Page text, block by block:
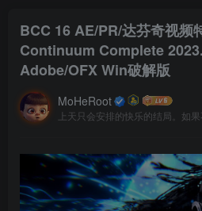
BCC 16 AE/PR/达芬奇视频
Continuum Complete
Adobe/OFX Win破解版
MoHeRoot